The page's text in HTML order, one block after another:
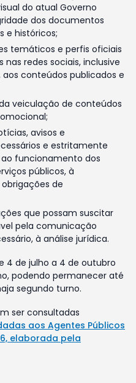
do atual Governo
dos documentos
e históricos;
temáticos e perfis oficiais
redes sociais, inclusive
conteúdos publicados e
veiculação de conteúdos
avisos e
e estritamente
funcionamento dos
públicos, à
de
que possam suscitar
pela comunicação
à análise jurídica.
4 de julho a 4 de outubro
podendo permanecer até
segundo turno.
ser consultadas
aos Agentes Públicos
elaborada pela